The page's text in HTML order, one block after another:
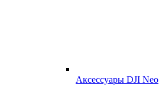
Аксессуары DJI Neo